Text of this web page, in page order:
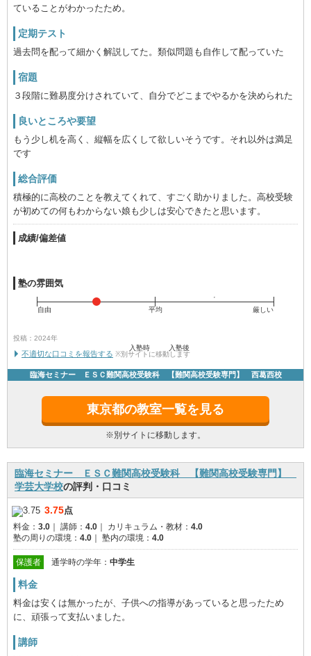
ていることがわかったため。
定期テスト
過去問を配って細かく解説してた。類似問題も自作して配っていた
宿題
３段階に難易度分けされていて、自分でどこまでやるかを決められた
良いところや要望
もう少し机を高く、縦幅を広くして欲しいそうです。それ以外は満足
です
総合評価
積極的に高校のことを教えてくれて、すごく助かりました。高校受験
が初めての何もわからない娘も少しは安心できたと思います。
成績/偏差値
入塾時 入塾後
塾の雰囲気
自由 平均 厳しい
投稿：2024年
不適切な口コミを報告する ※別サイトに移動します
臨海セミナー ＥＳＣ難関高校受験科 【難関高校受験専門】 西葛西校
東京都の教室一覧を見る
※別サイトに移動します。
臨海セミナー ＥＳＣ難関高校受験科 【難関高校受験専門】
学芸大学校の評判・口コミ
3.75点
料金： 3.0 講師： 4.0 カリキュラム・教材： 4.0
塾の周りの環境： 4.0 塾内の環境： 4.0
保護者 通学時の学年： 中学生
料金
料金は安くは無かったが、子供への指導があっていると思ったため
に、頑張って支払いました。
講師